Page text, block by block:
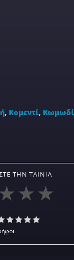
, Κομεντί,
ΤΗΝ ΤΑΙΝΊΑ